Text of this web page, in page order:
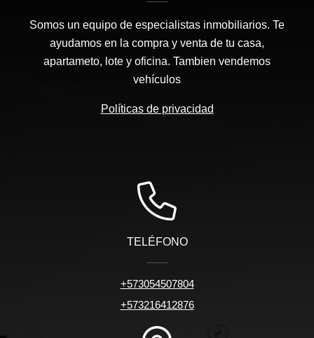
Somos un equipo de especialistas inmobiliarios. Te
ayudamos en la compra y venta de tu casa,
apartameto, lote y oficina. Tambien vendemos
vehículos
Políticas de privacidad
TELÉFONO
+573054507804
+573216412876